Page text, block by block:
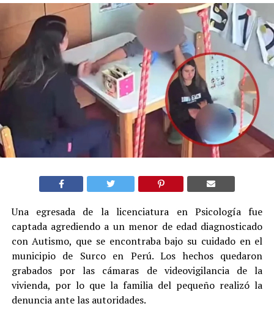
Una egresada de la licenciatura en Psicología fue
captada agrediendo a un menor de edad diagnosticado
con Autismo, que se encontraba bajo su cuidado en el
municipio de Surco en Perú. Los hechos quedaron
grabados por las cámaras de videovigilancia de la
vivienda, por lo que la familia del pequeño realizó la
denuncia ante las autoridades.